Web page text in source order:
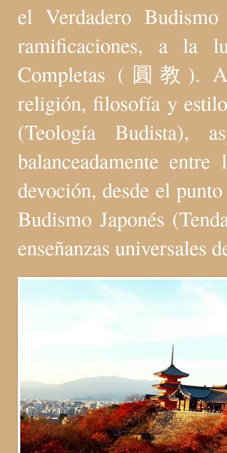
el Verdadero
ramificaciones, a la
Completas (圓教).
religión, filosofía y
(Teología Budista),
balanceadamente
devoción, desde el
Budismo Japonés
enseñanzas universales